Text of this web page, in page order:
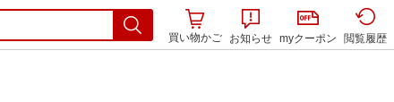
買い物かご お知らせ myクーポン 閲覧履歴